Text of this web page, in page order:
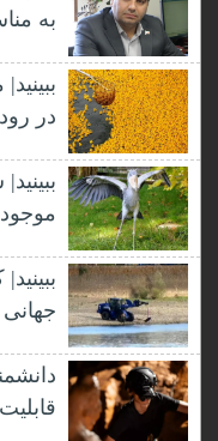
به
در
ببینید|
جهانی